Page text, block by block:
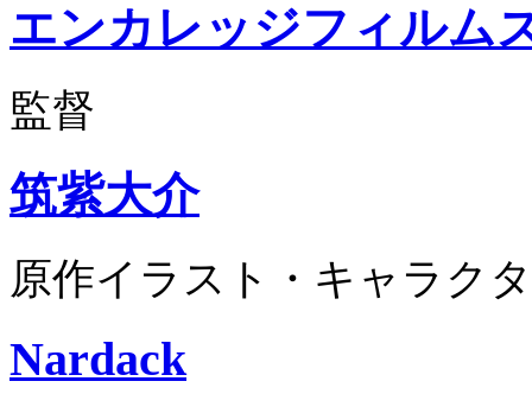
エンカレッジフィルム
監督
筑紫大介
原作イラスト・キャラク
Nardack